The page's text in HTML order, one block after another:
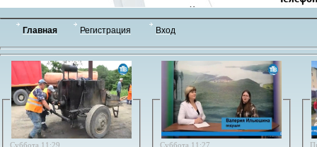
Главная Регистрация Вход
Суббота,11:29 Суббота,11:27